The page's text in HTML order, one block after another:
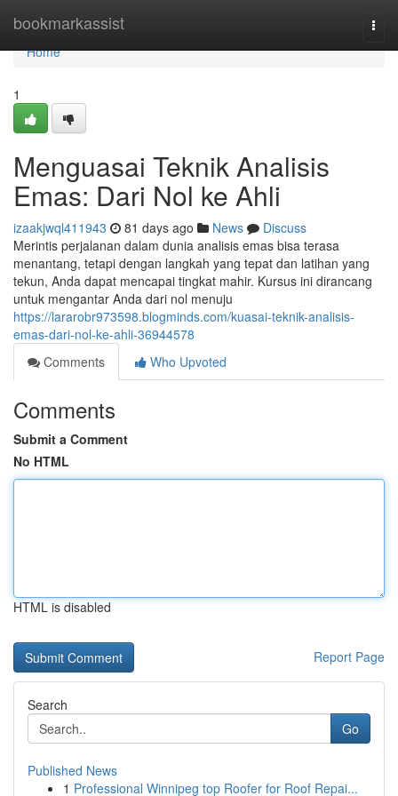
bookmarkassist
Home
Home
1
Menguasai Teknik Analisis
Emas: Dari Nol ke Ahli
izaakjwql411943 81 days ago News
Discuss
Merintis perjalanan dalam dunia analisis emas bisa terasa
menantang, tetapi dengan langkah yang tepat dan latihan yang
tekun, Anda dapat mencapai tingkat mahir. Kursus ini dirancang
untuk mengantar Anda dari nol menuju
https://lararobr973598.blogminds.com/kuasai-teknik-analisis-
emas-dari-nol-ke-ahli-36944578
Comments
Who Upvoted
Comments
Submit a Comment
No HTML
HTML is disabled
Report Page
Search
Go
Published News
1 Professional Winnipeg top Roofer for Roof Repai...